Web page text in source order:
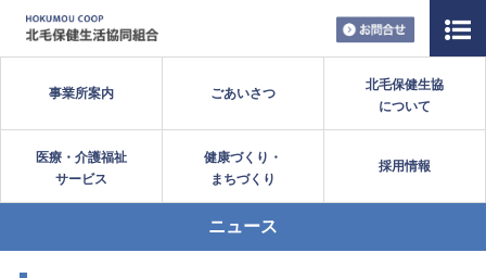
お問い合
事業所案内 ごあいさつ
北毛保健生協
について
医療・介護福祉
サービス
健康づくり・
まちづくり
採用情報
ニュース